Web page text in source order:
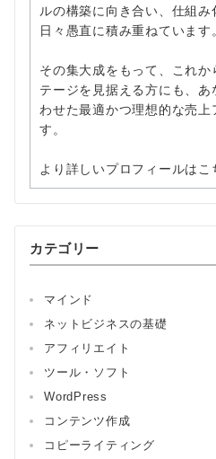
ルの構築に向き合い、仕組み
日々愚直に積み重ねています
その集大成をもって、これか
テージを見据える方にも、
わせた最適かつ理想的な売上
す。
より詳しいプロフィールはこ
カテゴリー
マインド
ネットビジネスの基礎
アフィリエイト
ツール・ソフト
WordPress
コンテンツ作成
コピーライティング